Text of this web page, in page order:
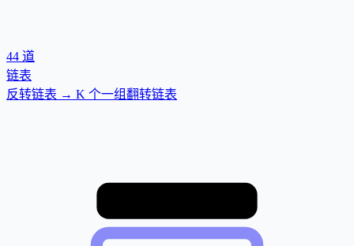
44 道
链表
反转链表 → K 个一组翻转链表